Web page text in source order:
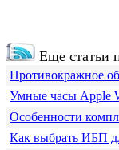
Еще статьи
Противокражное
Умные часы Apple
Особенности
Как выбрать ИБП